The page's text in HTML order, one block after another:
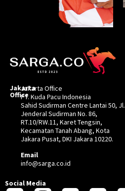
Jakarta
Office
Jakarta Office
PT. Kuda Pacu Indonesia
Sahid Sudirman Centre Lantai 50, Jl.
Jenderal Sudirman No. 86,
RT.10/RW.11, Karet Tengsin,
Kecamatan Tanah Abang, Kota
Jakara Pusat, DKI Jakara 10220.
Email
info@sarga.co.id
Social Media